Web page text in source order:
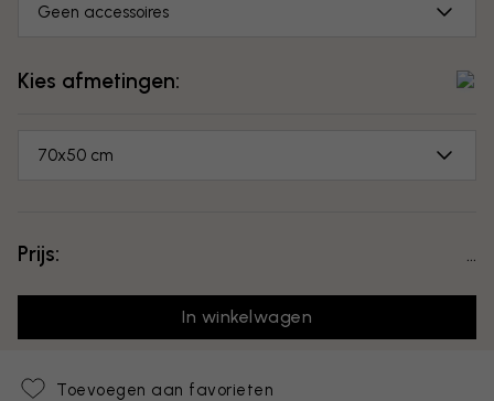
Geen accessoires
Kies afmetingen:
70x50 cm
Prijs:
In winkelwagen
Toevoegen aan favorieten